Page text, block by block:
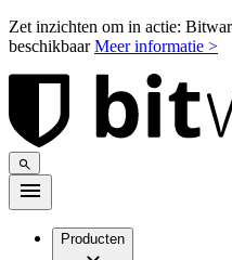
Zet inzichten om in actie:
beschikbaarMeer informatie >
Producten